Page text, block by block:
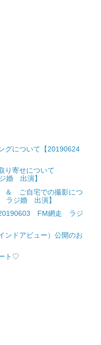
グについて【20190624
り寄せについて
婚 出演】
＆ ご自宅での撮影につ
ラジ婚 出演】
20190603 FM網走 ラジ
ンドアビュー）公開のお
ト♡